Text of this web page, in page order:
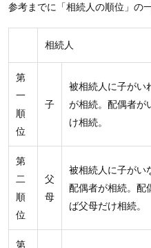
参考までに「相続人の順位」の
相続人
第
一
順
位
子
被相続人に子がい
が相続。配偶者が
け相続。
第
二
順
位
父
母
被相続人に子がい
配偶者が相続。配
ば父母だけ相続。
第